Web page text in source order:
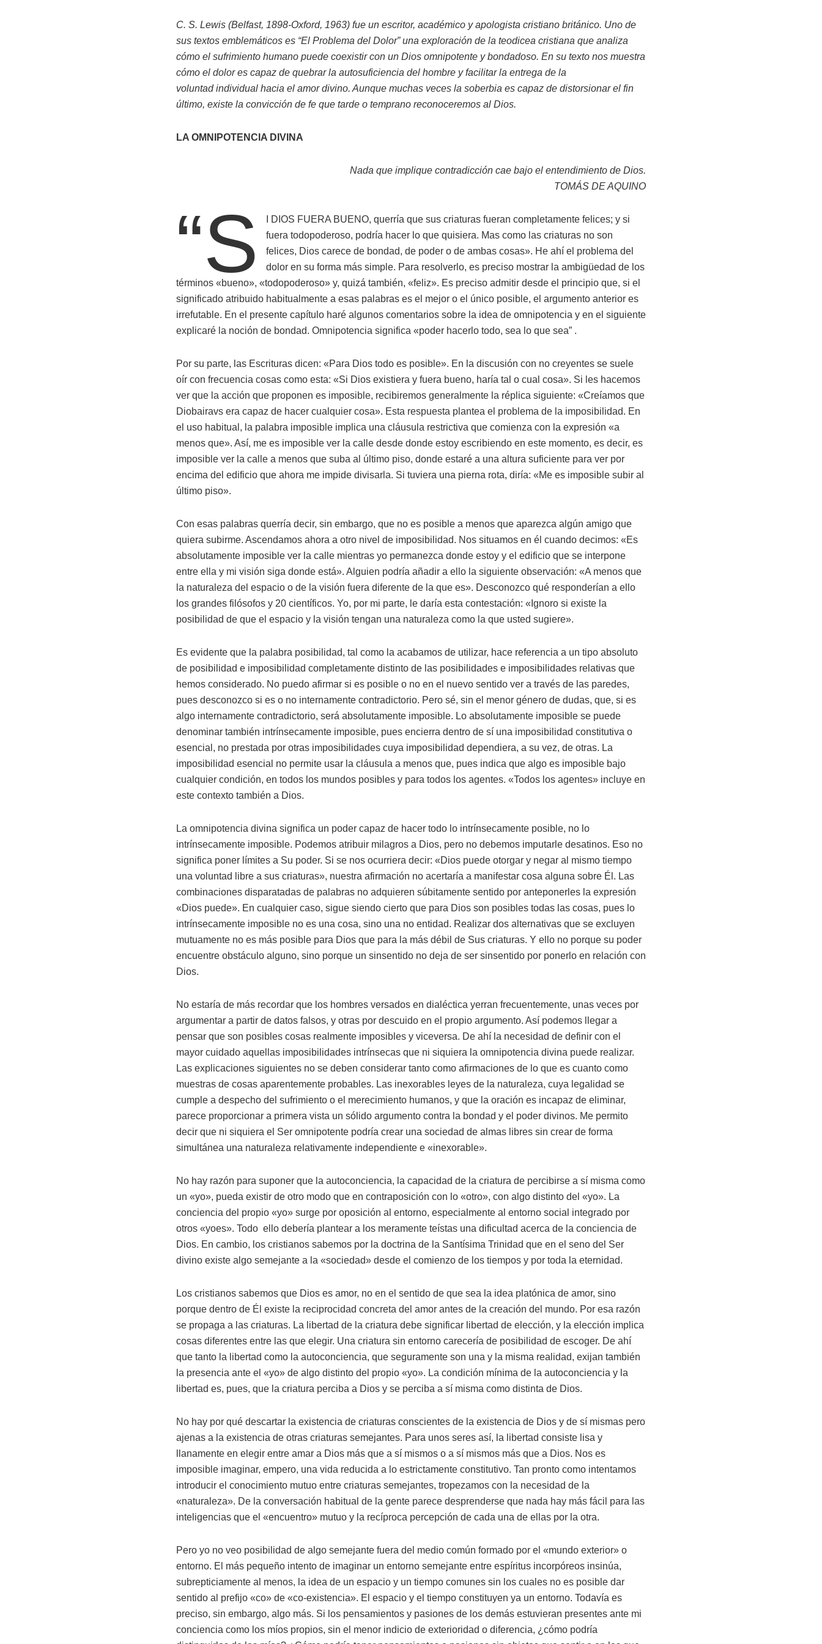
C. S. Lewis (Belfast, 1898-Oxford, 1963) fue un escritor, académico y apologista cristiano británico. Uno de
sus textos emblemáticos es “El Problema del Dolor” una exploración de la teodicea cristiana que analiza
cómo el sufrimiento humano puede coexistir con un Dios omnipotente y bondadoso. En su texto nos muestra
cómo el dolor es capaz de quebrar la autosuficiencia del hombre y facilitar la entrega de la
voluntad individual hacia el amor divino. Aunque muchas veces la soberbia es capaz de distorsionar el fin
último, existe la convicción de fe que tarde o temprano reconoceremos al Dios.
LA OMNIPOTENCIA DIVINA
Nada que implique contradicción cae bajo el entendimiento de Dios.
TOMÁS DE AQUINO
“S
I DIOS FUERA BUENO, querría que sus criaturas fueran completamente felices; y si
fuera todopoderoso, podría hacer lo que quisiera. Mas como las criaturas no son
felices, Dios carece de bondad, de poder o de ambas cosas». He ahí el problema del
dolor en su forma más simple. Para resolverlo, es preciso mostrar la ambigüedad de los
términos «bueno», «todopoderoso» y, quizá también, «feliz». Es preciso admitir desde el principio que, si el
significado atribuido habitualmente a esas palabras es el mejor o el único posible, el argumento anterior es
irrefutable. En el presente capítulo haré algunos comentarios sobre la idea de omnipotencia y en el siguiente
explicaré la noción de bondad. Omnipotencia significa «poder hacerlo todo, sea lo que sea” .
Por su parte, las Escrituras dicen: «Para Dios todo es posible». En la discusión con no creyentes se suele
oír con frecuencia cosas como esta: «Si Dios existiera y fuera bueno, haría tal o cual cosa». Si les hacemos
ver que la acción que proponen es imposible, recibiremos generalmente la réplica siguiente: «Creíamos que
Diobairavs era capaz de hacer cualquier cosa». Esta respuesta plantea el problema de la imposibilidad. En
el uso habitual, la palabra imposible implica una cláusula restrictiva que comienza con la expresión «a
menos que». Así, me es imposible ver la calle desde donde estoy escribiendo en este momento, es decir, es
imposible ver la calle a menos que suba al último piso, donde estaré a una altura suficiente para ver por
encima del edificio que ahora me impide divisarla. Si tuviera una pierna rota, diría: «Me es imposible subir al
último piso».
Con esas palabras querría decir, sin embargo, que no es posible a menos que aparezca algún amigo que
quiera subirme. Ascendamos ahora a otro nivel de imposibilidad. Nos situamos en él cuando decimos: «Es
absolutamente imposible ver la calle mientras yo permanezca donde estoy y el edificio que se interpone
entre ella y mi visión siga donde está». Alguien podría añadir a ello la siguiente observación: «A menos que
la naturaleza del espacio o de la visión fuera diferente de la que es». Desconozco qué responderían a ello
los grandes filósofos y 20 científicos. Yo, por mi parte, le daría esta contestación: «Ignoro si existe la
posibilidad de que el espacio y la visión tengan una naturaleza como la que usted sugiere».
Es evidente que la palabra posibilidad, tal como la acabamos de utilizar, hace referencia a un tipo absoluto
de posibilidad e imposibilidad completamente distinto de las posibilidades e imposibilidades relativas que
hemos considerado. No puedo afirmar si es posible o no en el nuevo sentido ver a través de las paredes,
pues desconozco si es o no internamente contradictorio. Pero sé, sin el menor género de dudas, que, si es
algo internamente contradictorio, será absolutamente imposible. Lo absolutamente imposible se puede
denominar también intrínsecamente imposible, pues encierra dentro de sí una imposibilidad constitutiva o
esencial, no prestada por otras imposibilidades cuya imposibilidad dependiera, a su vez, de otras. La
imposibilidad esencial no permite usar la cláusula a menos que, pues indica que algo es imposible bajo
cualquier condición, en todos los mundos posibles y para todos los agentes. «Todos los agentes» incluye en
este contexto también a Dios.
La omnipotencia divina significa un poder capaz de hacer todo lo intrínsecamente posible, no lo
intrínsecamente imposible. Podemos atribuir milagros a Dios, pero no debemos imputarle desatinos. Eso no
significa poner límites a Su poder. Si se nos ocurriera decir: «Dios puede otorgar y negar al mismo tiempo
una voluntad libre a sus criaturas», nuestra afirmación no acertaría a manifestar cosa alguna sobre Él. Las
combinaciones disparatadas de palabras no adquieren súbitamente sentido por anteponerles la expresión
«Dios puede». En cualquier caso, sigue siendo cierto que para Dios son posibles todas las cosas, pues lo
intrínsecamente imposible no es una cosa, sino una no entidad. Realizar dos alternativas que se excluyen
mutuamente no es más posible para Dios que para la más débil de Sus criaturas. Y ello no porque su poder
encuentre obstáculo alguno, sino porque un sinsentido no deja de ser sinsentido por ponerlo en relación con
Dios.
No estaría de más recordar que los hombres versados en dialéctica yerran frecuentemente, unas veces por
argumentar a partir de datos falsos, y otras por descuido en el propio argumento. Así podemos llegar a
pensar que son posibles cosas realmente imposibles y viceversa. De ahí la necesidad de definir con el
mayor cuidado aquellas imposibilidades intrínsecas que ni siquiera la omnipotencia divina puede realizar.
Las explicaciones siguientes no se deben considerar tanto como afirmaciones de lo que es cuanto como
muestras de cosas aparentemente probables. Las inexorables leyes de la naturaleza, cuya legalidad se
cumple a despecho del sufrimiento o el merecimiento humanos, y que la oración es incapaz de eliminar,
parece proporcionar a primera vista un sólido argumento contra la bondad y el poder divinos. Me permito
decir que ni siquiera el Ser omnipotente podría crear una sociedad de almas libres sin crear de forma
simultánea una naturaleza relativamente independiente e «inexorable».
No hay razón para suponer que la autoconciencia, la capacidad de la criatura de percibirse a sí misma como
un «yo», pueda existir de otro modo que en contraposición con lo «otro», con algo distinto del «yo». La
conciencia del propio «yo» surge por oposición al entorno, especialmente al entorno social integrado por
otros «yoes». Todo ello debería plantear a los meramente teístas una dificultad acerca de la conciencia de
Dios. En cambio, los cristianos sabemos por la doctrina de la Santísima Trinidad que en el seno del Ser
divino existe algo semejante a la «sociedad» desde el comienzo de los tiempos y por toda la eternidad.
Los cristianos sabemos que Dios es amor, no en el sentido de que sea la idea platónica de amor, sino
porque dentro de Él existe la reciprocidad concreta del amor antes de la creación del mundo. Por esa razón
se propaga a las criaturas. La libertad de la criatura debe significar libertad de elección, y la elección implica
cosas diferentes entre las que elegir. Una criatura sin entorno carecería de posibilidad de escoger. De ahí
que tanto la libertad como la autoconciencia, que seguramente son una y la misma realidad, exijan también
la presencia ante el «yo» de algo distinto del propio «yo». La condición mínima de la autoconciencia y la
libertad es, pues, que la criatura perciba a Dios y se perciba a sí misma como distinta de Dios.
No hay por qué descartar la existencia de criaturas conscientes de la existencia de Dios y de sí mismas pero
ajenas a la existencia de otras criaturas semejantes. Para unos seres así, la libertad consiste lisa y
llanamente en elegir entre amar a Dios más que a sí mismos o a sí mismos más que a Dios. Nos es
imposible imaginar, empero, una vida reducida a lo estrictamente constitutivo. Tan pronto como intentamos
introducir el conocimiento mutuo entre criaturas semejantes, tropezamos con la necesidad de la
«naturaleza». De la conversación habitual de la gente parece desprenderse que nada hay más fácil para las
inteligencias que el «encuentro» mutuo y la recíproca percepción de cada una de ellas por la otra.
Pero yo no veo posibilidad de algo semejante fuera del medio común formado por el «mundo exterior» o
entorno. El más pequeño intento de imaginar un entorno semejante entre espíritus incorpóreos insinúa,
subrepticiamente al menos, la idea de un espacio y un tiempo comunes sin los cuales no es posible dar
sentido al prefijo «co» de «co-existencia». El espacio y el tiempo constituyen ya un entorno. Todavía es
preciso, sin embargo, algo más. Si los pensamientos y pasiones de los demás estuvieran presentes ante mi
conciencia como los míos propios, sin el menor indicio de exterioridad o diferencia, ¿cómo podría